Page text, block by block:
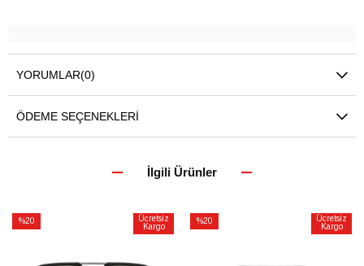
YORUMLAR(0)
ÖDEME SEÇENEKLERI
İlgili Ürünler
%20
Ücretsiz
Kargo
%20
Ücretsiz
Kargo